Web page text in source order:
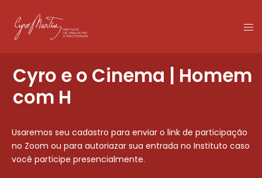
Cyro e o Cinema | Homem
com H
Usaremos seu cadastro para enviar o link de participação
no Zoom ou para autoriazar sua entrada no Instituto caso
você participe presencialmente.